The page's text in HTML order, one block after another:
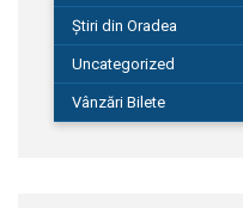
Știri din Oradea
Uncategorized
Vânzări Bilete